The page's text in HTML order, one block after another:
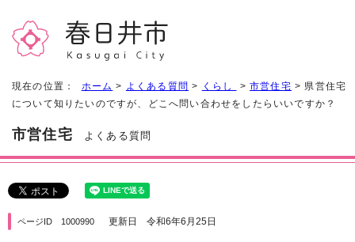
現在の位置： ホーム > よくある質問 > くらし >市営住宅 > 県営住宅
について知りたいのですが、どこへ問い合わせをしたらいいですか？
市営住宅 よくある質問
ページID 1000990 更新日 令和6年6月25日